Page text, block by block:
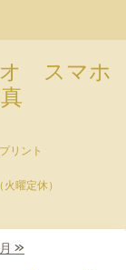
オ スマホ
リント
曜定休）
»